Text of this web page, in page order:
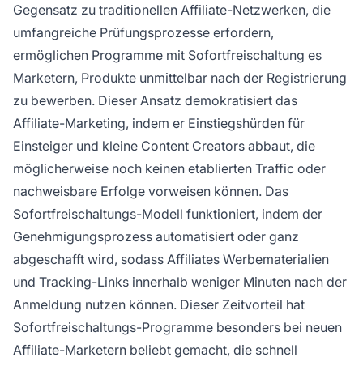
Gegensatz zu traditionellen Affiliate-Netzwerken, die
umfangreiche Prüfungsprozesse erfordern,
ermöglichen Programme mit Sofortfreischaltung es
Marketern, Produkte unmittelbar nach der Registrierung
zu bewerben. Dieser Ansatz demokratisiert das
Affiliate-Marketing, indem er Einstiegshürden für
Einsteiger und kleine Content Creators abbaut, die
möglicherweise noch keinen etablierten Traffic oder
nachweisbare Erfolge vorweisen können. Das
Sofortfreischaltungs-Modell funktioniert, indem der
Genehmigungsprozess automatisiert oder ganz
abgeschafft wird, sodass Affiliates Werbematerialien
und Tracking-Links innerhalb weniger Minuten nach der
Anmeldung nutzen können. Dieser Zeitvorteil hat
Sofortfreischaltungs-Programme besonders bei neuen
Affiliate-Marketern beliebt gemacht, die schnell